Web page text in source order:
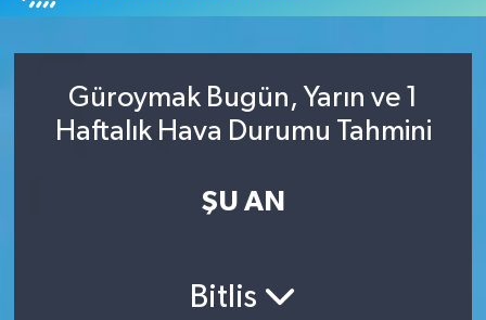
Güroymak Bugün, Yarın ve 1
Haftalık Hava Durumu Tahmini
ŞU AN
Bitlis
Süper Lig Puan Durumu ve Fikstür